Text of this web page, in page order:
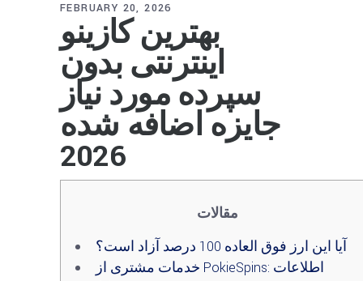
FEBRUARY 20, 2026
بهترین کازینو
اینترنتی بدون
سپرده مورد نیاز
جایزه اضافه شده
2026
مقالات
آیا این ارز فوق العاده 100 درصد آزاد است؟
خدمات مشتری از PokieSpins: اطلاعات